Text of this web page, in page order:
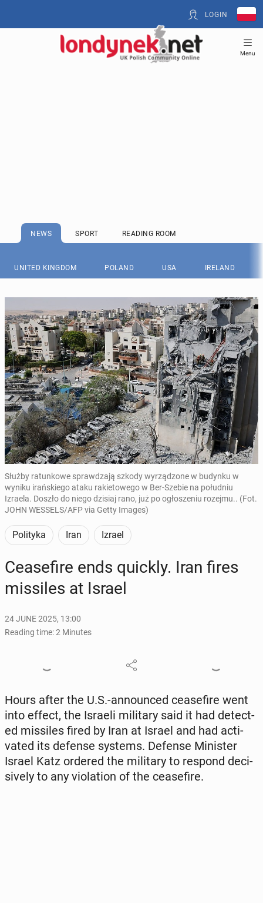
LOGIN
Menu
NEWS SPORT READING ROOM
UNITED KINGDOM POLAND USA IRELAND
Służby ratunkowe sprawdzają szkody wyrządzone w budynku w
wyniku irańskiego ataku rakietowego w Ber-Szebie na południu
Izraela. Doszło do niego dzisiaj rano, już po ogłoszeniu rozejmu.. (Fot.
JOHN WESSELS/AFP via Getty Images)
Polityka Iran Izrael
Cease­fire ends quickly. Iran fires
mis­siles at Israel
24 JUNE 2025, 13:00
Reading time: 2 Minutes
Hours after the U.S.-an­nounced cease­fire went
into effect, the Israeli mil­i­tary said it had de­tect­
ed mis­siles fired by Iran at Israel and had ac­ti­
vat­ed its defense systems. Defense Min­is­ter
Israel Katz ordered the mil­i­tary to respond de­ci­
sive­ly to any vi­o­la­tion of the cease­fire.